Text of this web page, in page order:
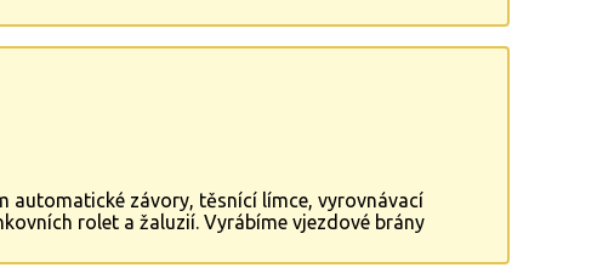
automatické závory, těsnící límce, vyrovnávací
rolet a žaluzií. Vyrábíme vjezdové brány